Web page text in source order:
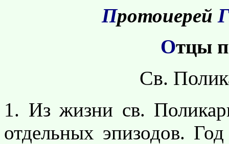
Протоиерей Г
Отцы
Св.
1. Из жизни св.
отдельных эпизодов.